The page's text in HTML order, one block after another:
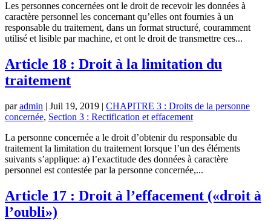
Les personnes concernées ont le droit de recevoir les données à
caractère personnel les concernant qu’elles ont fournies à un
responsable du traitement, dans un format structuré, couramment
utilisé et lisible par machine, et ont le droit de transmettre ces...
Article 18 : Droit à la limitation du
traitement
paradmin | Juil 19, 2019 | CHAPITRE 3 : Droits de la personne
concernée, Section 3 : Rectification et effacement
La personne concernée a le droit d’obtenir du responsable du
traitement la limitation du traitement lorsque l’un des éléments
suivants s’applique: a) l’exactitude des données à caractère
personnel est contestée par la personne concernée,...
Article 17 : Droit à l’effacement («droit à
l’oubli»)